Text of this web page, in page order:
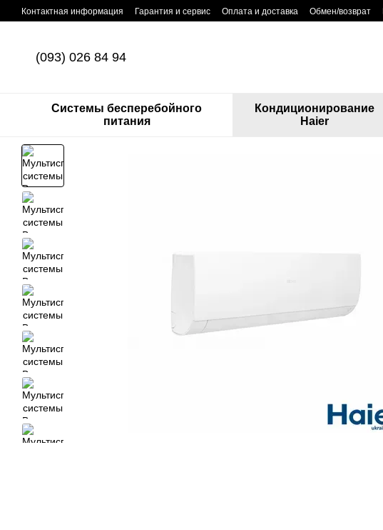
Перейти к основному контенту
Контактная информация Гарантия и сервис Оплата и доставка Обмен/возврат
(093) 026 84 94
Системы бесперебойного
питания
Кондиционирование
Haier